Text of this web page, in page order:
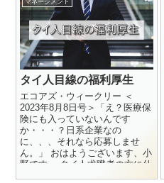
マネージメント
タイ人目線の福利厚生
エコアズ・ウィークリー ＜
2023年8月8日号＞「え？医療保
険にも入っていないんです
か・・・？日系企業なの
に、、、それなら応募しませ
ん。」 おはようございます、小
野です。 タイ人求職者の方に仕